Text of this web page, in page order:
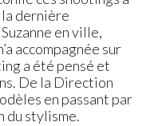
la dernière
en ville,
accompagnée sur
a été pensé et
De la Direction
en passant par
du stylisme.